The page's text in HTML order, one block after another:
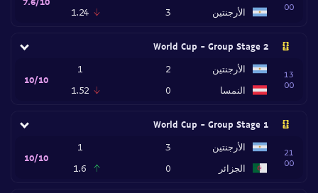
00
الأرجنتين
3
1.24
World Cup - Group Stage 2
13
00
الأرجنتين
النمسا
2
0
1
1.52
10/10
World Cup - Group Stage 1
21
00
الأرجنتين
الجزائر
3
0
1
1.6
10/10